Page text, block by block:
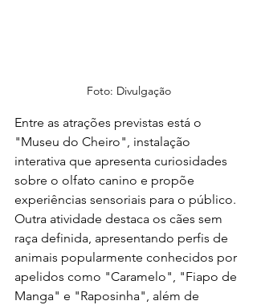
Foto: Divulgação
Entre as atrações previstas está o
"Museu do Cheiro", instalação
interativa que apresenta curiosidades
sobre o olfato canino e propõe
experiências sensoriais para o público.
Outra atividade destaca os cães sem
raça definida, apresentando perfis de
animais popularmente conhecidos por
apelidos como "Caramelo", "Fiapo de
Manga" e "Raposinha", além de